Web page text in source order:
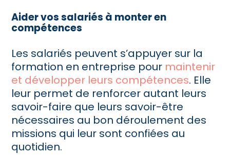
Aider vos salariés à monter en
compétences
Les salariés peuvent s’appuyer sur la
formation en entreprise pour maintenir
et développer leurs compétences. Elle
leur permet de renforcer autant leurs
savoir-faire que leurs savoir-être
nécessaires au bon déroulement des
missions qui leur sont confiées au
quotidien.